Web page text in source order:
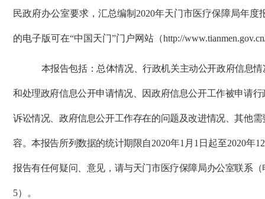
民政府办公室要求，汇总编制2020年天门市医疗保障局年度
的电子版可在“中国天门”门户网站（http://
本报告包括：总体情况、行政机关主动公开政府信息
和处理政府信息公开申请情况、因政府信息公开工作被申请
诉讼情况、政府信息公开工作存在的问题及改进情况、其他
容。本报告所列数据的统计期限自2020年1月1日起至2020年
报告有任何疑问、意见，请与天门市医疗保障局办公室联系（
5）。